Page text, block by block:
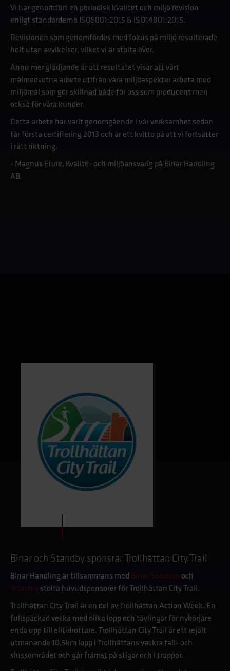
Vi har genomfört en periodisk kvalitet och miljö revision
enligt standarderna ISO9001:2015 & ISO14001:2015.
Revisionen som genomfördes med fokus på miljö resulterade
helt utan avvikelser, vilket vi är stolta över.
Ännu mer glädjande är att resultatet visar att vårt
målmedvetna arbete utifrån våra miljöaspekter arbeta med
miljömål som gör skillnad både för oss som producent men
också för våra kunder.
Detta arbete har varit genomgående i vår verksamhet sedan
får första certifiering 2013 och är ett kvitto på att vi fortsätter
i rätt riktning.
- Magnus Ehne, Kvalité- och miljöansvarig på Binar Handling
AB.
Binar och Standby sponsrar Trollhättan City Trail
Binar Handling är tillsammans med Binar Solution och
Standby stolta huvudsponsorer för Trollhättan City Trail.
Trollhättan City Trail är en del av Trollhättan Action Week. En
fullspäckad vecka med olika lopp och tävlingar för nybörjare
enda upp till elitidrottare. Trollhättan City Trail är ett rejält
utmanande 10,5km lopp i Trollhättans vackra fall- och
slussområdet och går främst på stigar och i trappor.